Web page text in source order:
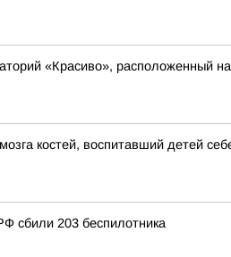
«Красиво», расположенный
костей, воспитавший детей
сбили 203 беспилотника